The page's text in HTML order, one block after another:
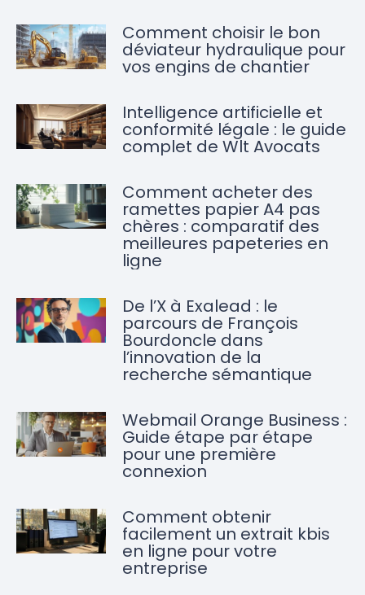
Comment choisir le bon
déviateur hydraulique pour
vos engins de chantier
Intelligence artificielle et
conformité légale : le guide
complet de Wlt Avocats
Comment acheter des
ramettes papier A4 pas
chères : comparatif des
meilleures papeteries en
ligne
De l’X à Exalead : le
parcours de François
Bourdoncle dans
l’innovation de la
recherche sémantique
Webmail Orange Business :
Guide étape par étape
pour une première
connexion
Comment obtenir
facilement un extrait kbis
en ligne pour votre
entreprise